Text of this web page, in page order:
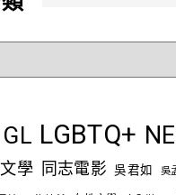
GL LGBTQ+
學 同志電影 吳君如 吳